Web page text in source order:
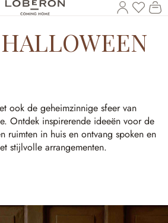
U
ook de geheimzinnige sfeer van
Ontdek inspirerende ideeën voor de
ruimten in huis en ontvang spoken en
stijlvolle arrangementen.